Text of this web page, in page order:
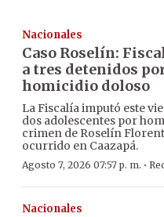
Nacionales
Caso Roselín:
a tres detenidos
homicidio doloso
La Fiscalía imputó este
dos adolescentes por
crimen de Roselín
ocurrido en Caazapá.
Agosto 7, 2026 07:57 p. m. ·
Nacionales